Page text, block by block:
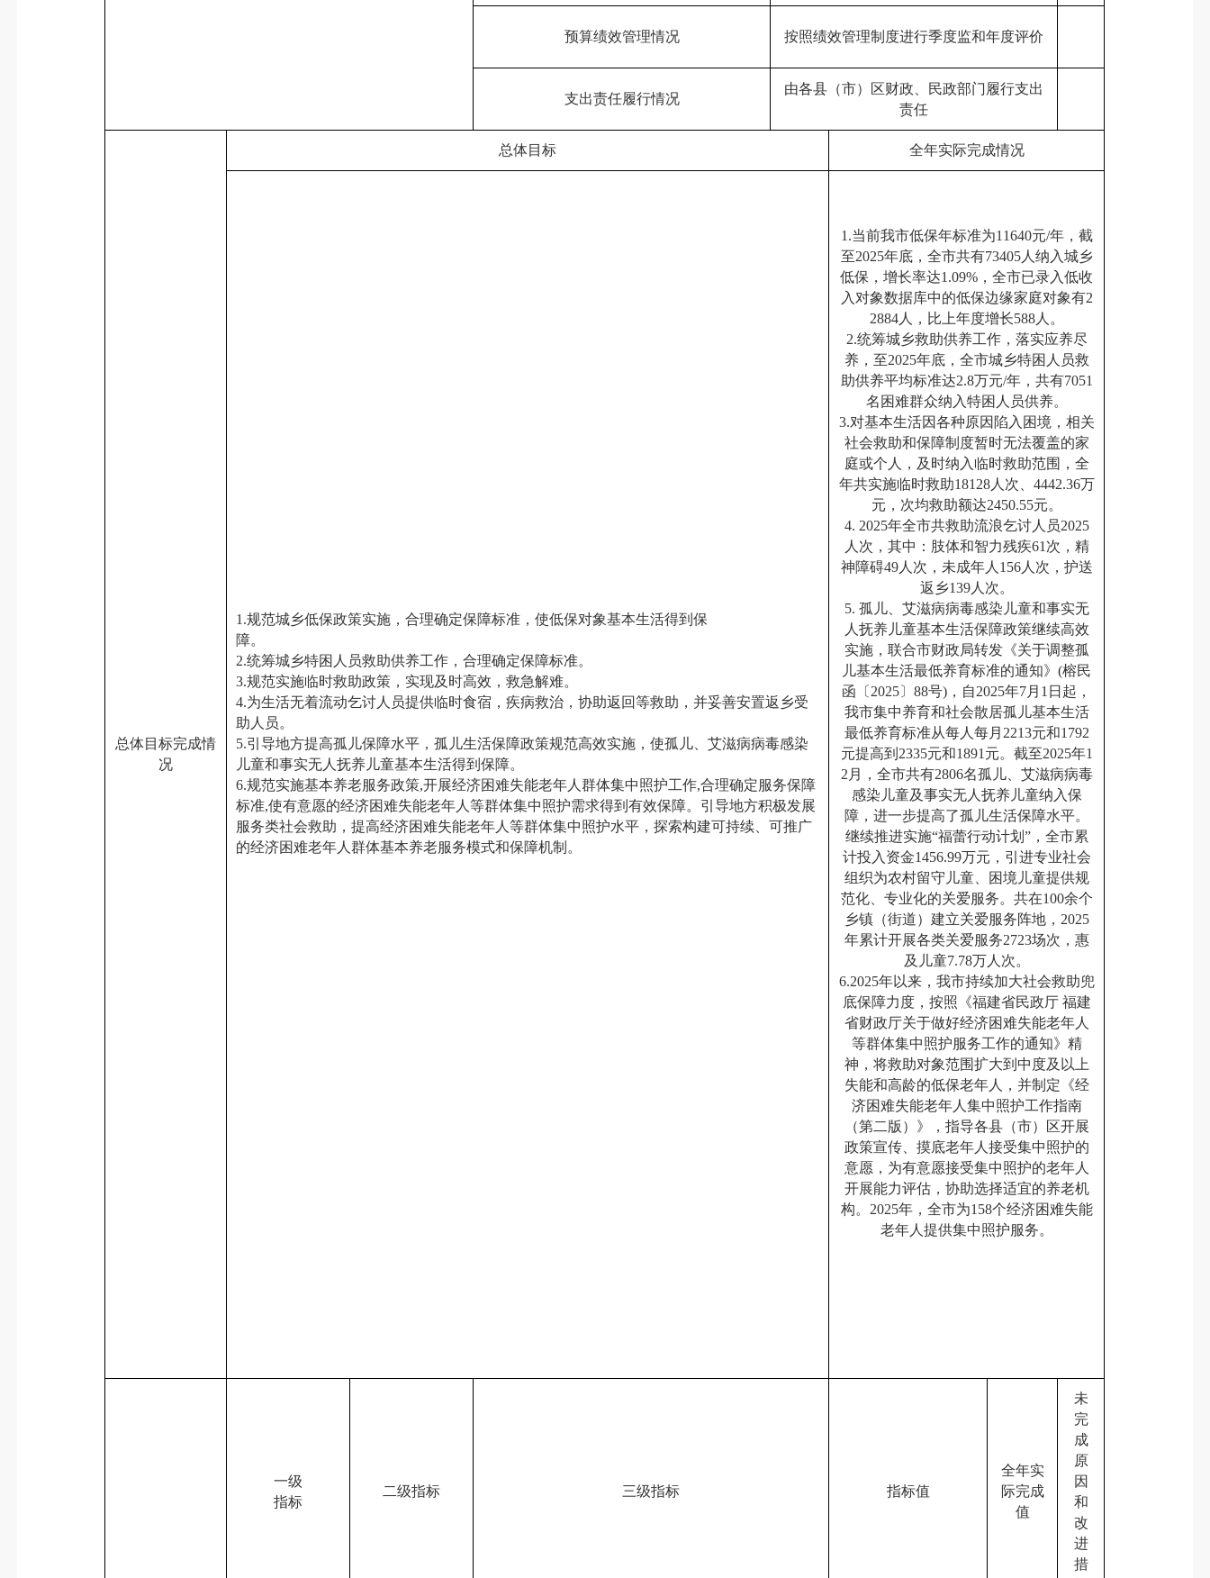
预算绩效管理情况 按照绩效管理制度进行季度监和年度评价
支出责任履行情况
由各县（市）区财政、民政部门履行支出
责任
总体目标完成情
况
总体目标 全年实际完成情况
1.规范城乡低保政策实施，合理确定保障标准，使低保对象基本生活得到保
障。
2.统筹城乡特困人员救助供养工作，合理确定保障标准。
3.规范实施临时救助政策，实现及时高效，救急解难。
4.为生活无着流动乞讨人员提供临时食宿，疾病救治，协助返回等救助，并妥善安置返乡受
助人员。
5.引导地方提高孤儿保障水平，孤儿生活保障政策规范高效实施，使孤儿、艾滋病病毒感染
儿童和事实无人抚养儿童基本生活得到保障。
6.规范实施基本养老服务政策,开展经济困难失能老年人群体集中照护工作,合理确定服务保障
标准,使有意愿的经济困难失能老年人等群体集中照护需求得到有效保障。引导地方积极发展
服务类社会救助，提高经济困难失能老年人等群体集中照护水平，探索构建可持续、可推广
的经济困难老年人群体基本养老服务模式和保障机制。
1.当前我市低保年标准为11640元/年，截
至2025年底，全市共有73405人纳入城乡
低保，增长率达1.09%，全市已录入低收
入对象数据库中的低保边缘家庭对象有2
2884人，比上年度增长588人。
2.统筹城乡救助供养工作，落实应养尽
养，至2025年底，全市城乡特困人员救
助供养平均标准达2.8万元/年，共有7051
名困难群众纳入特困人员供养。
3.对基本生活因各种原因陷入困境，相关
社会救助和保障制度暂时无法覆盖的家
庭或个人，及时纳入临时救助范围，全
年共实施临时救助18128人次、4442.36万
元，次均救助额达2450.55元。
4. 2025年全市共救助流浪乞讨人员2025
人次，其中：肢体和智力残疾61次，精
神障碍49人次，未成年人156人次，护送
返乡139人次。
5. 孤儿、艾滋病病毒感染儿童和事实无
人抚养儿童基本生活保障政策继续高效
实施，联合市财政局转发《关于调整孤
儿基本生活最低养育标准的通知》(榕民
函〔2025〕88号)，自2025年7月1日起，
我市集中养育和社会散居孤儿基本生活
最低养育标准从每人每月2213元和1792
元提高到2335元和1891元。截至2025年1
2月，全市共有2806名孤儿、艾滋病病毒
感染儿童及事实无人抚养儿童纳入保
障，进一步提高了孤儿生活保障水平。
继续推进实施“福蕾行动计划”，全市累
计投入资金1456.99万元，引进专业社会
组织为农村留守儿童、困境儿童提供规
范化、专业化的关爱服务。共在100余个
乡镇（街道）建立关爱服务阵地，2025
年累计开展各类关爱服务2723场次，惠
及儿童7.78万人次。
6.2025年以来，我市持续加大社会救助兜
底保障力度，按照《福建省民政厅 福建
省财政厅关于做好经济困难失能老年人
等群体集中照护服务工作的通知》精
神，将救助对象范围扩大到中度及以上
失能和高龄的低保老年人，并制定《经
济困难失能老年人集中照护工作指南
（第二版）》，指导各县（市）区开展
政策宣传、摸底老年人接受集中照护的
意愿，为有意愿接受集中照护的老年人
开展能力评估，协助选择适宜的养老机
构。2025年，全市为158个经济困难失能
老年人提供集中照护服务。
一级
指标
二级指标 三级指标 指标值
全年实
际完成
值
未
完
成
原
因
和
改
进
措